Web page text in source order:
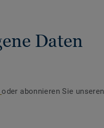
Daten
oder abonnieren Sie unseren